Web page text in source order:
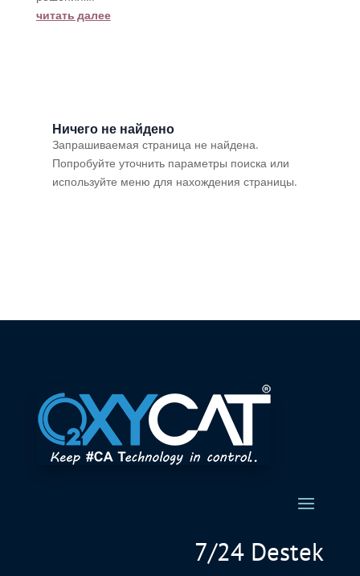
читать далее
Ничего не найдено
Запрашиваемая страница не найдена.
Попробуйте уточнить параметры поиска или
используйте меню для нахождения страницы.
7/24 Destek